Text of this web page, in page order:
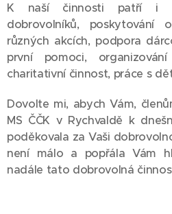
K naší činnosti patří i
dobrovolníků, poskytování
různých akcích, podpora
první pomoci,
charitativní činnost, práce s
Dovolte mi, abych Vám,
MS ČČK v Rychvaldě k
poděkovala za Vaši
není málo a popřála Vám
nadále tato dobrovolná